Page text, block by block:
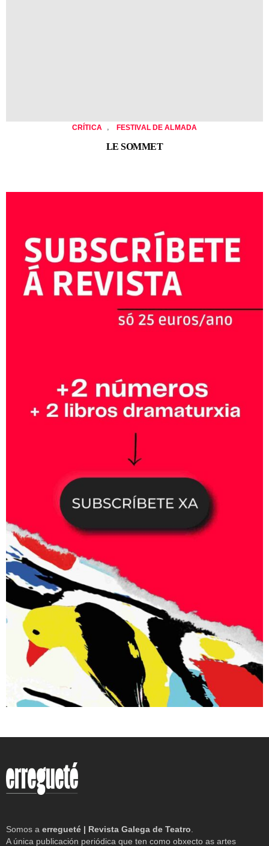
CRÍTICA , FESTIVAL DE ALMADA
LE SOMMET
Somos a erregueté | Revista Galega de Teatro
A única publicación periódica que ten como obxecto as artes